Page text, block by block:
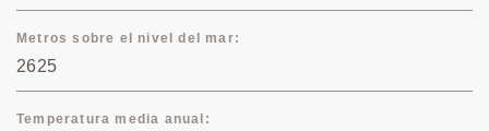
Metros sobre el nivel del mar
2625
Temperatura media anual